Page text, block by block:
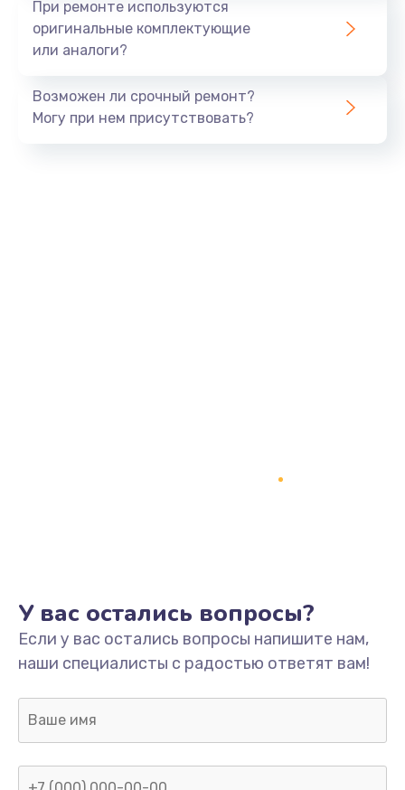
При ремонте используются
оригинальные комплектующие
или аналоги?
Возможен ли срочный ремонт?
Могу при нем присутствовать?
У вас остались вопросы?
Если у вас остались вопросы напишите нам,
наши специалисты с радостью ответят вам!